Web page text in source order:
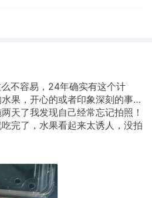
不容易，24年确实有这个计
果，开心的或者印象深刻的事…
天了我发现自己经常忘记拍照！
完了，水果看起来太诱人，没拍